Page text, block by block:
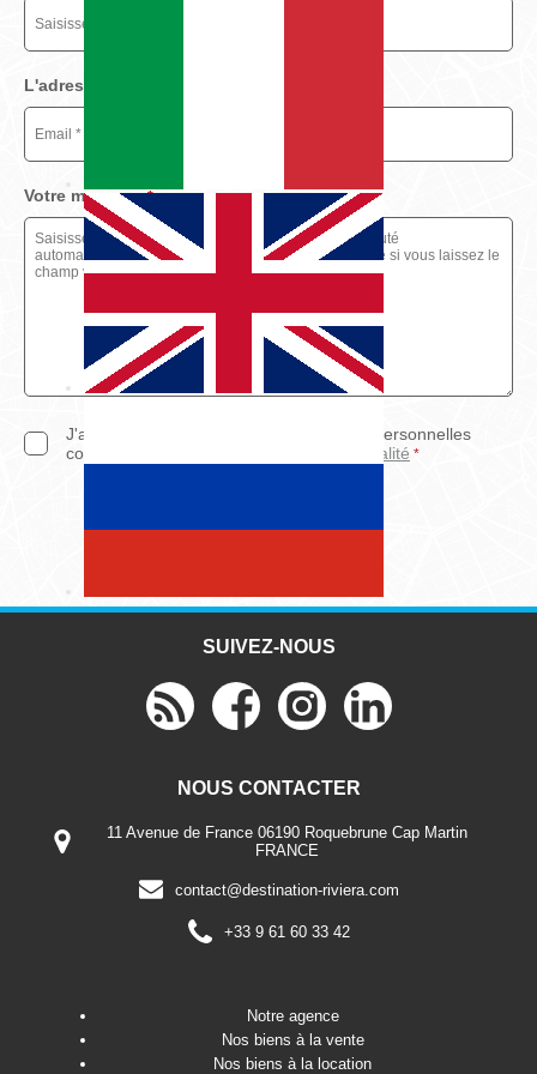
L'adresse e-mail de votre ami
Votre message *
J'accepte le traitement de mes données personnelles
conformément à la
politique de confidentialité *
Envoyer
SUIVEZ-NOUS
NOUS CONTACTER
11 Avenue de France 06190 Roquebrune Cap Martin
FRANCE
contact@destination-riviera.com
+33 9 61 60 33 42
Notre agence
Nos biens à la vente
Nos biens à la location